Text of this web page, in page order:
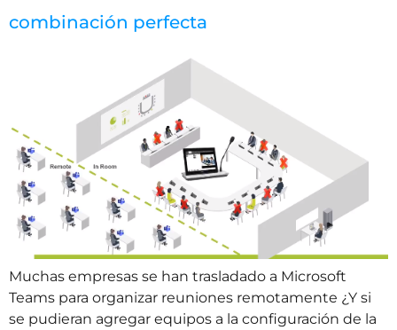
combinación perfecta
Muchas empresas se han trasladado a Microsoft
Teams para organizar reuniones remotamente ¿Y si
se pudieran agregar equipos a la configuración de la